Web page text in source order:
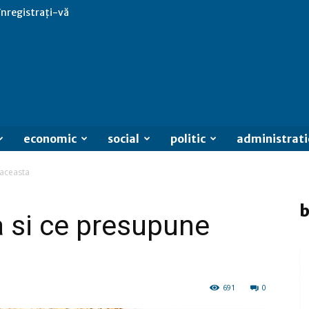
vă
economic social politic
si ce presupune
0
691